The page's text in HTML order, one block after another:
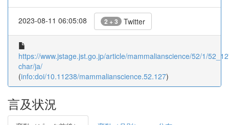
2023-08-11 06:05:08 2 + 3 Twitter
https://www.jstage.jst.go.jp/article/mammalianscience/52/1/
char/ja/
(info:doi/10.11238/mammalianscience.52.127)
言及状況